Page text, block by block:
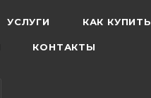
УСЛУГИ КАК КУПИТЬ
КОНТАКТЫ